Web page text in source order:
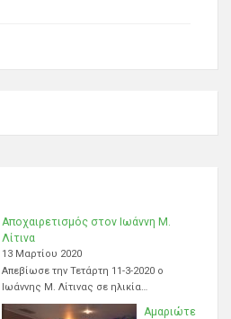
Αποχαιρετισμός στον Ιωάννη Μ.
Λίτινα
13 Μαρτίου 2020
Απεβίωσε την Τετάρτη 11-3-2020 ο
Ιωάννης Μ. Λίτινας σε ηλικία…
Αμαριώτε